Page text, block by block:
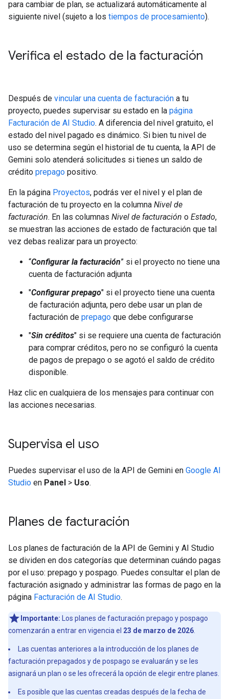
para cambiar de plan, se actualizará automáticamente al
siguiente nivel (sujeto a los tiempos de procesamiento).
Verifica el estado de la facturación
Después de vincular una cuenta de facturación a tu
proyecto, puedes supervisar su estado en la página
Facturación de AI Studio. A diferencia del nivel gratuito, el
estado del nivel pagado es dinámico. Si bien tu nivel de
uso se determina según el historial de tu cuenta, la API de
Gemini solo atenderá solicitudes si tienes un saldo de
crédito prepago positivo.
En la página Proyectos, podrás ver el nivel y el plan de
facturación de tu proyecto en la columna Nivel de
facturación. En las columnas Nivel de facturación o Estado,
se muestran las acciones de estado de facturación que tal
vez debas realizar para un proyecto:
“Configurar la facturación” si el proyecto no tiene una
cuenta de facturación adjunta
"Configurar prepago" si el proyecto tiene una cuenta
de facturación adjunta, pero debe usar un plan de
facturación de prepago que debe configurarse
"Sin créditos" si se requiere una cuenta de facturación
para comprar créditos, pero no se configuró la cuenta
de pagos de prepago o se agotó el saldo de crédito
disponible.
Haz clic en cualquiera de los mensajes para continuar con
las acciones necesarias.
Supervisa el uso
Puedes supervisar el uso de la API de Gemini en Google AI
Studio en Panel > Uso.
Planes de facturación
Los planes de facturación de la API de Gemini y AI Studio
se dividen en dos categorías que determinan cuándo pagas
por el uso: prepago y pospago. Puedes consultar el plan de
facturación asignado y administrar las formas de pago en la
página Facturación de AI Studio.
Importante: Los planes de facturación prepago y pospago
comenzarán a entrar en vigencia el 23 de marzo de 2026
Las cuentas anteriores a la introducción de los planes de
facturación prepagados y de pospago se evaluarán y se les
asignará un plan o se les ofrecerá la opción de elegir entre planes.
Es posible que las cuentas creadas después de la fecha de